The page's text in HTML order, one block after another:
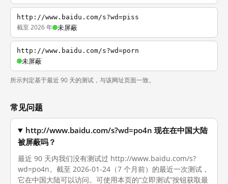
http://www.baidu.com/s?wd=piss
截至 2026 年 未屏蔽
http://www.baidu.com/s?wd=porn
未屏蔽
所示判定基于最近 90 天的测试，与该网址页面一致。
常见问题
http://www.baidu.com/s?wd=po4n 现在在中国大陆
被屏蔽吗？
最近 90 天内我们没有测试过 http://www.baidu.com/s?
wd=po4n。截至 2026-01-24（7 个月前）的最近一次测试，
它在中国大陆可以访问。可使用本页的“立即测试”按钮获取最